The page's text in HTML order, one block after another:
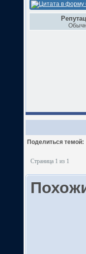
Поделиться темой:
Страница 1 из 1